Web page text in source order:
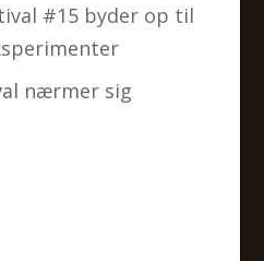
#15 byder op til
nærmer sig